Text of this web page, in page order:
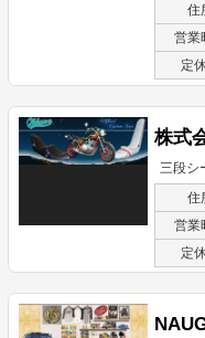
住
営業
定
株式
三段シ
住
営業
定